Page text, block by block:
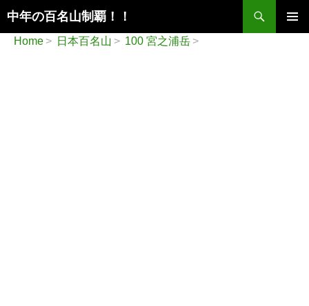
中年の百名山制覇！！
検
索
ンHome 日本百名山 100 宮之浦岳